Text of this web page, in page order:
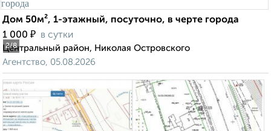
2/8
Дом 50м², 1-этажный, посуточно, в черте города
1 000 ₽ в сутки
Центральный район, Николая Островского
Агентство, 05.08.2026